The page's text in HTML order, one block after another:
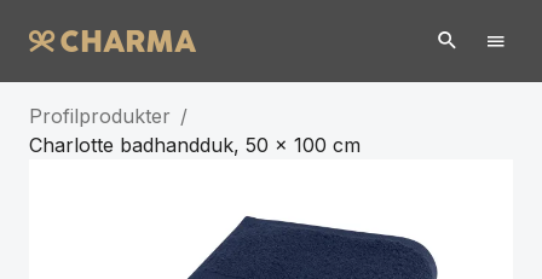
Profilprodukter /
Charlotte badhandduk, 50 x 100 cm